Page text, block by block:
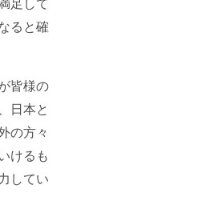
ると確
皆様の
日本と
の方々
けるも
してい